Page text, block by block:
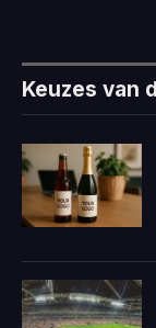
Keuzes van